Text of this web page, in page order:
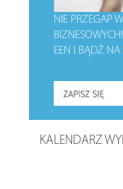
NIE PRZEGAP
EEN I BĄDŹ NA
KALENDARZ